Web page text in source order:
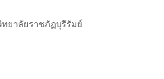
ยาลัยราชภัฏบุรีรัมย์